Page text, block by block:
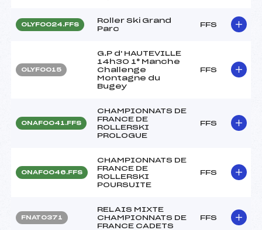
OLYF0024.FFS
Roller Ski Grand
Parc
FFS
OLYF0015
G.P d' HAUTEVILLE
14h30 1° Manche
Challenge
Montagne du
Bugey
FFS
ONAF0041.FFS
CHAMPIONNATS DE
FRANCE DE
ROLLERSKI
PROLOGUE
FFS
ONAF0046.FFS
CHAMPIONNATS DE
FRANCE DE
ROLLERSKI
POURSUITE
FFS
FNAT0371
RELAIS MIXTE
CHAMPIONNATS DE
FRANCE CADETS
FFS